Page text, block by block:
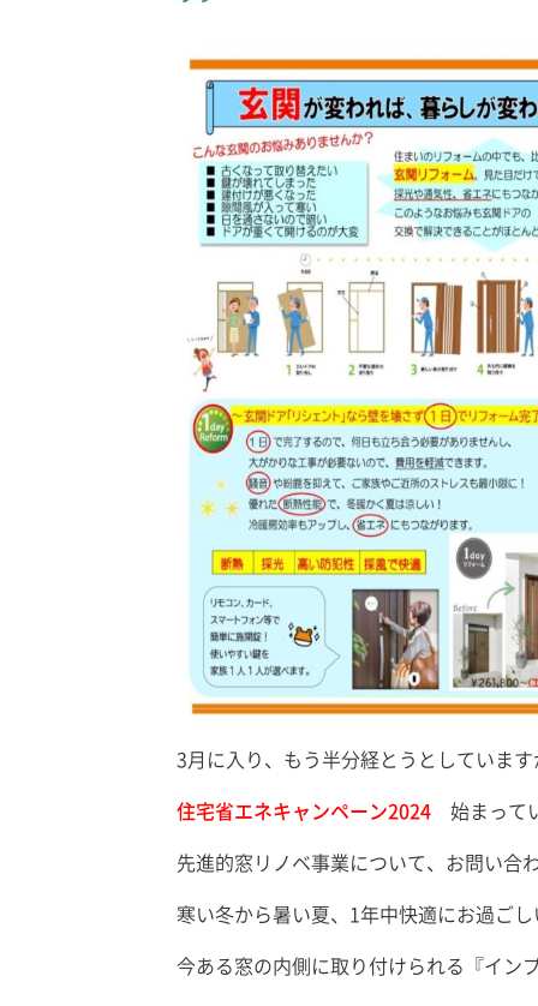
3月に入り、もう半分経とうとしていま
住宅省エネキャンペーン2024 始まって
先進的窓リノベ事業について、お問い合
寒い冬から暑い夏、1年中快適にお過ご
今ある窓の内側に取り付けられる『イン